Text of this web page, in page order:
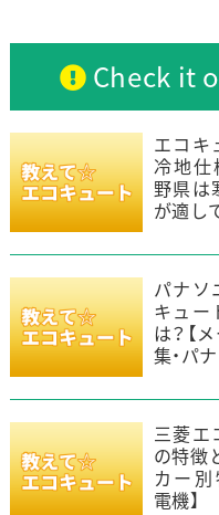
Check it
エコキ
冷地仕
野県は
が適し
パナソ
キュー
は？【
集・パ
三菱エ
の特徴
カー別
電機】